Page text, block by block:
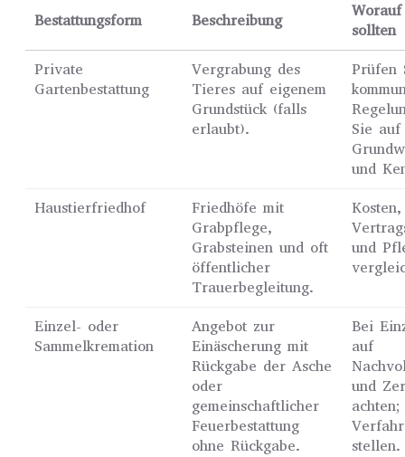
Bestattungsform Beschreibung
sollten
Private
Gartenbestattung
Vergrabung des
Tieres auf eigenem
Grundstück (falls
erlaubt).
Prüfen
Sie auf
und
Haustierfriedhof
Friedhöfe mit
Grabpflege,
Grabsteinen und oft
öffentlicher
Trauerbegleitung.
Kosten,
und
Einzel- oder
Sammelkremation
Angebot zur
Einäscherung mit
Rückgabe der Asche
oder
gemeinschaftlicher
Feuerbestattung
ohne Rückgabe.
Bei
auf
und
stellen.